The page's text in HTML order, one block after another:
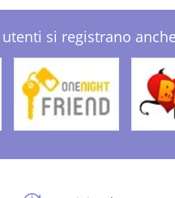
si registrano